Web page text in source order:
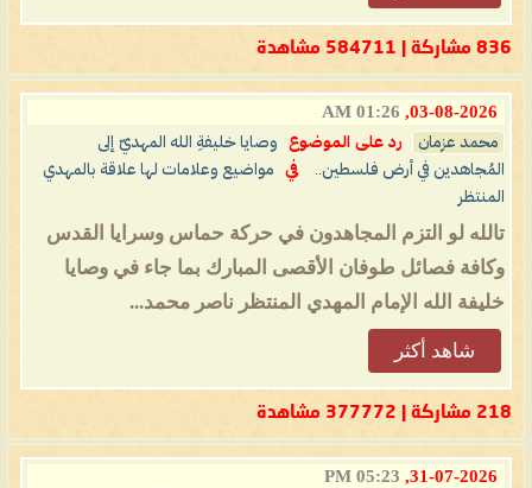
836 مشاركة | 584711 مشاهدة
03-08-2026,
01:26 AM
محمد عزمان رد على الموضوع
وصايا خليفةِ الله المهديّ إلى
المُجاهدين في أرض فلسطين..
في
مواضيع وعلامات لها علاقة بالمهدي
المنتظر
تالله لو التزم المجاهدون في حركة حماس وسرايا القدس
وكافة فصائل طوفان الأقصى المبارك بما جاء في وصايا
خليفة الله الإمام المهدي المنتظر ناصر محمد...
شاهد أكثر
218 مشاركة | 377772 مشاهدة
31-07-2026,
05:23 PM